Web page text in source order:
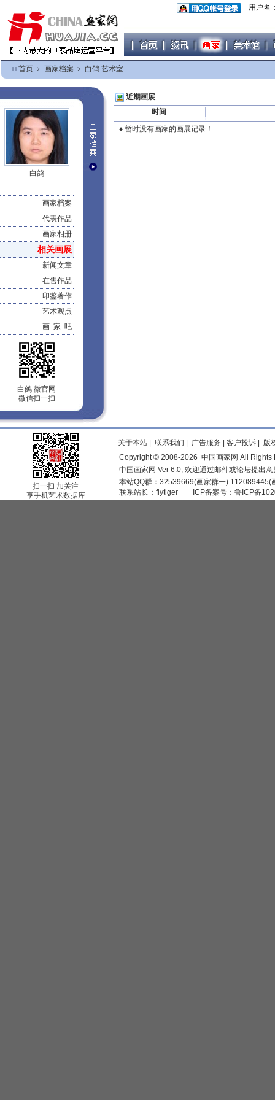
用户名
首页 ﹥ 画家档案 ﹥ 白鸽 艺术室
白鸽
画家档案
代表作品
画家相册
相关画展
新闻文章
在售作品
印鉴著作
艺术观点
画 家 吧
白鸽 微官网
微信扫一扫
近期画展
时间
♦ 暂时没有画家的画展记录！
扫一扫 加关注
享手机艺术数据库
关于本站 联系我们 广告服务 客户投诉
版
Copyright © 2008-2026 中国画家网 All Rights
中国画家网 Ver 6.0, 欢迎通过邮件或论坛提出
本站QQ群：32539669(画家群一)
联系站长： flytiger ICP备案号： 鲁ICP备